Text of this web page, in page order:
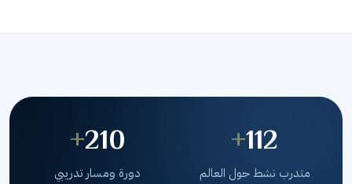
112
+
متدرب نشط حول العالم
210
+
دورة ومسار تدريبي